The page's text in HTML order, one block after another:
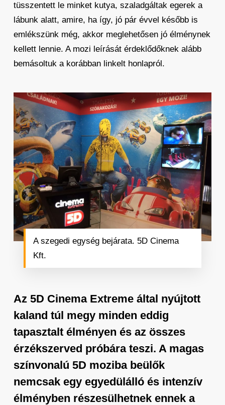
tüsszentett le minket kutya, szaladgáltak egerek a
lábunk alatt, amire, ha így, jó pár évvel később is
emlékszünk még, akkor meglehetősen jó élménynek
kellett lennie. A mozi leírását érdeklődőknek alább
bemásoltuk a korábban linkelt honlapról.
A szegedi egység bejárata. 5D Cinema
Kft.
Az 5D Cinema Extreme által nyújtott
kaland túl megy minden eddig
tapasztalt élményen és az összes
érzékszerved próbára teszi. A magas
színvonalú 5D moziba beülők
nemcsak egy egyedülálló és intenzív
élményben részesülhetnek ennek a